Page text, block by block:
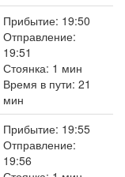
Прибытие: 19:50
Отправление:
19:51
Стоянка: 1 мин
Время в пути: 21
мин
Прибытие: 19:55
Отправление:
19:56